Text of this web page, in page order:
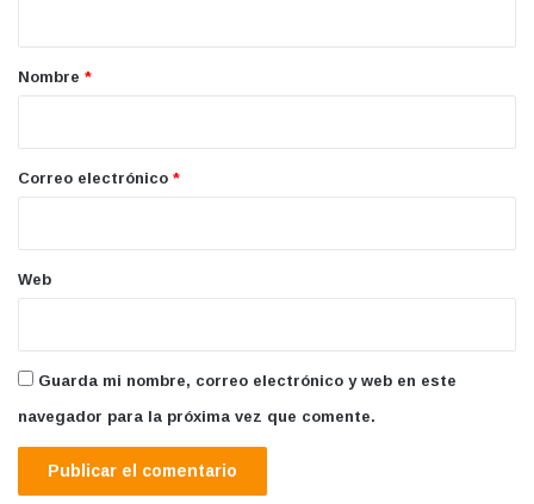
r
*
Nombre *
Correo electrónico *
Web
Guarda mi nombre, correo electrónico y web en este
navegador para la próxima vez que comente.